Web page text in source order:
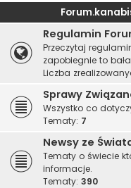
Regulamin
Przeczytaj
zapobiegnie to
Liczba
Sprawy
Wszystko co
Tematy: 7
Newsy ze
Tematy o świecie
informacje.
Tematy: 390